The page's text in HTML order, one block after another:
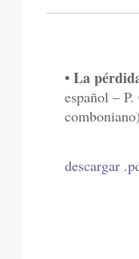
• La
español –
comboniano)
descargar